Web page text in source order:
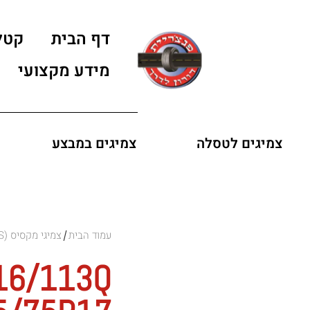
דף הבית
מידע מקצועי
צמיגים לטסלה צמיגים במבצע
עמוד הבית/ צמיגי מקסיס (MAXXIS)
113Q